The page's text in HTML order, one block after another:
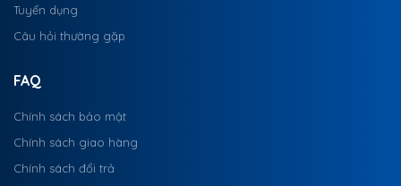
Tuyển dụng
Câu hỏi thường gặp
FAQ
Chính sách bảo mật
Chính sách giao hàng
Chính sách đổi trả